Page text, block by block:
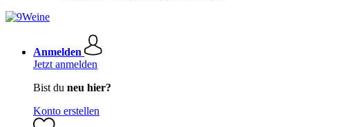
Anmelden
Jetzt anmelden
Bist du neu hier?
Konto erstellen